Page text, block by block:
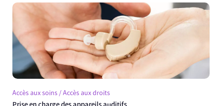
Accès aux soins / Accès aux droits